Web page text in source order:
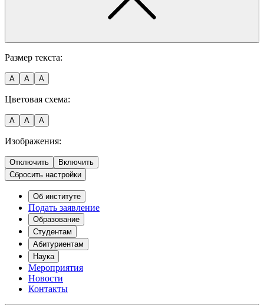
Размер текста:
A A A
Цветовая схема:
A A A
Изображения:
Отключить
Включить
Сбросить настройки
Об институте
Подать заявление
Образование
Студентам
Абитуриентам
Наука
Мероприятия
Новости
Контакты